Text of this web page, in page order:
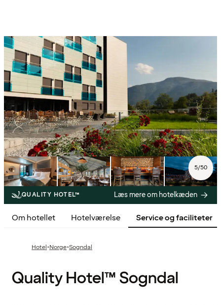
5/50
QUALITY HOTEL™ Læs mere om hotelkæden
Om hotellet Hotelværelse Service og faciliteter
Hotel·Norge·Sogndal
Quality Hotel™ Sogndal